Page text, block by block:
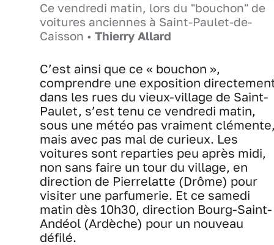
Ce vendredi matin, lors du "bouchon" de
voitures anciennes à Saint-Paulet-de-
Caisson • Thierry Allard
C’est ainsi que ce « bouchon »,
comprendre une exposition
dans les rues du vieux-village de Saint-
Paulet, s’est tenu ce vendredi matin,
sous une météo pas vraiment
mais avec pas mal de curieux. Les
voitures sont reparties peu après midi,
non sans faire un tour du village, en
direction de Pierrelatte (Drôme) pour
visiter une parfumerie. Et ce samedi
matin dès 10h30, direction Bourg-Saint-
Andéol (Ardèche) pour un nouveau
défilé.